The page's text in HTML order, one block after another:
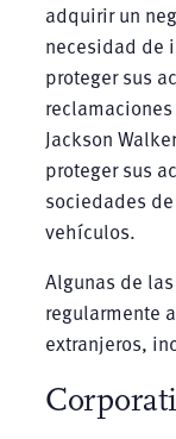
adquirir un
necesidad de
proteger sus
Jackson
proteger sus
sociedades
vehículos.
Algunas de
regularmente
extranjeros,